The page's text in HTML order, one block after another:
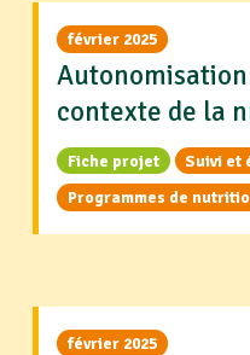
février 2025
contexte de la
Fiche projet
Suivi et
Programmes de
février 2025